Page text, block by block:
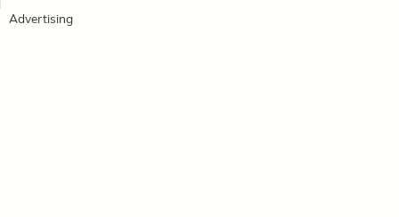
Advertising